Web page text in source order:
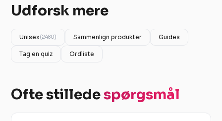
Udforsk mere
Unisex(2480) Sammenlign produkter Guides
Tag en quiz Ordliste
Ofte stilledespørgsmål